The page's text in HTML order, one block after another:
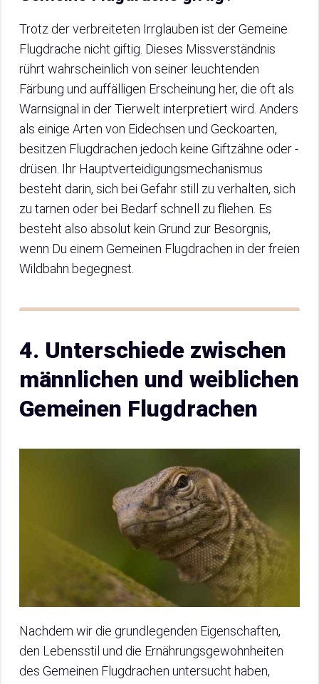
Trotz der verbreiteten Irrglauben ist der Gemeine
Flugdrache nicht giftig. Dieses Missverständnis
rührt wahrscheinlich von seiner leuchtenden
Färbung und auffälligen Erscheinung her, die oft als
Warnsignal in der Tierwelt interpretiert wird. Anders
als einige Arten von Eidechsen und Geckoarten,
besitzen Flugdrachen jedoch keine Giftzähne oder -
drüsen. Ihr Hauptverteidigungsmechanismus
besteht darin, sich bei Gefahr still zu verhalten, sich
zu tarnen oder bei Bedarf schnell zu fliehen. Es
besteht also absolut kein Grund zur Besorgnis,
wenn Du einem Gemeinen Flugdrachen in der freien
Wildbahn begegnest.
4. Unterschiede zwischen
männlichen und weiblichen
Gemeinen Flugdrachen
Nachdem wir die grundlegenden Eigenschaften,
den Lebensstil und die Ernährungsgewohnheiten
des Gemeinen Flugdrachen untersucht haben,